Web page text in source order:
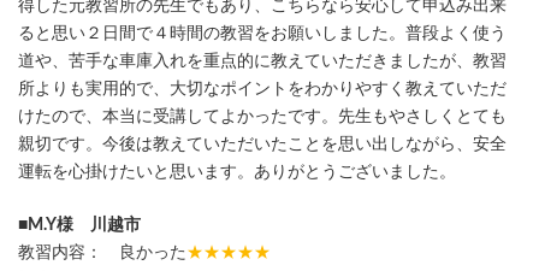
得した元教習所の先生でもあり、こちらなら安心して申込み出来
ると思い２日間で４時間の教習をお願いしました。普段よく使う
道や、苦手な車庫入れを重点的に教えていただきましたが、教習
所よりも実用的で、大切なポイントをわかりやすく教えていただ
けたので、本当に受講してよかったです。先生もやさしくとても
親切です。今後は教えていただいたことを思い出しながら、安全
運転を心掛けたいと思います。ありがとうございました。
■M.Y様 川越市
教習内容： 良かった ★★★★★